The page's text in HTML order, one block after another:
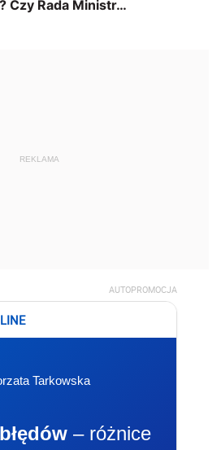
REKLAMA
AUTOPROMOCJA
Tarkowska
– różnice